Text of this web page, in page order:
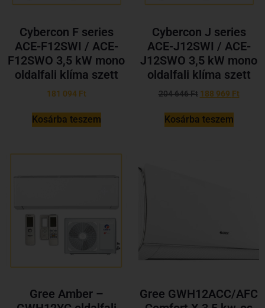
Cybercon F series
ACE-F12SWI / ACE-
F12SWO 3,5 kW mono
oldalfali klíma szett
181 094 Ft
Kosárba teszem
Cybercon J series
ACE-J12SWI / ACE-
J12SWO 3,5 kW mono
oldalfali klíma szett
204 646Ft 188 969 Ft
Kosárba teszem
Gree Amber –
Gree GWH12ACC/AFC